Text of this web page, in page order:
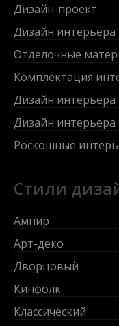
Дизайн-проект
Дизайн интерьера
Отделочные
Комплектация
Дизайн интерьера
Дизайн интерьера
Роскошные
Стили
Ампир
Арт-деко
Дворцовый
Кинфолк
Классический